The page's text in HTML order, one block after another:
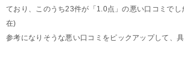
ており、このうち23件が「1.0点」の悪い口コミで
在)
参考になりそうな悪い口コミをピックアップして、具